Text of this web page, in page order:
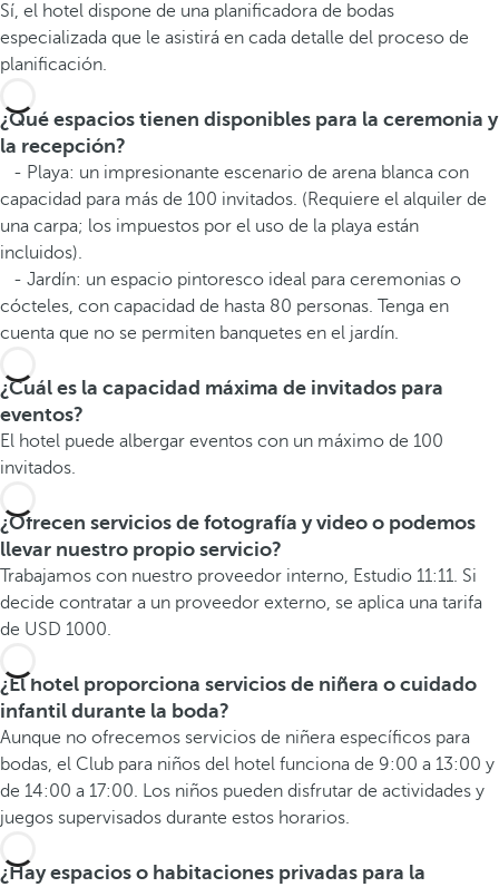
Sí, el hotel dispone de una planificadora de bodas
especializada que le asistirá en cada detalle del proceso de
planificación.
¿Qué espacios tienen disponibles para la ceremonia y
la recepción?
- Playa: un impresionante escenario de arena blanca con
capacidad para más de 100 invitados. (Requiere el alquiler de
una carpa; los impuestos por el uso de la playa están
incluidos).
- Jardín: un espacio pintoresco ideal para ceremonias o
cócteles, con capacidad de hasta 80 personas. Tenga en
cuenta que no se permiten banquetes en el jardín.
¿Cuál es la capacidad máxima de invitados para
eventos?
El hotel puede albergar eventos con un máximo de 100
invitados.
¿Ofrecen servicios de fotografía y video o podemos
llevar nuestro propio servicio?
Trabajamos con nuestro proveedor interno, Estudio 11:11. Si
decide contratar a un proveedor externo, se aplica una tarifa
de USD 1000.
¿El hotel proporciona servicios de niñera o cuidado
infantil durante la boda?
Aunque no ofrecemos servicios de niñera específicos para
bodas, el Club para niños del hotel funciona de 9:00 a 13:00 y
de 14:00 a 17:00. Los niños pueden disfrutar de actividades y
juegos supervisados durante estos horarios.
¿Hay espacios o habitaciones privadas para la